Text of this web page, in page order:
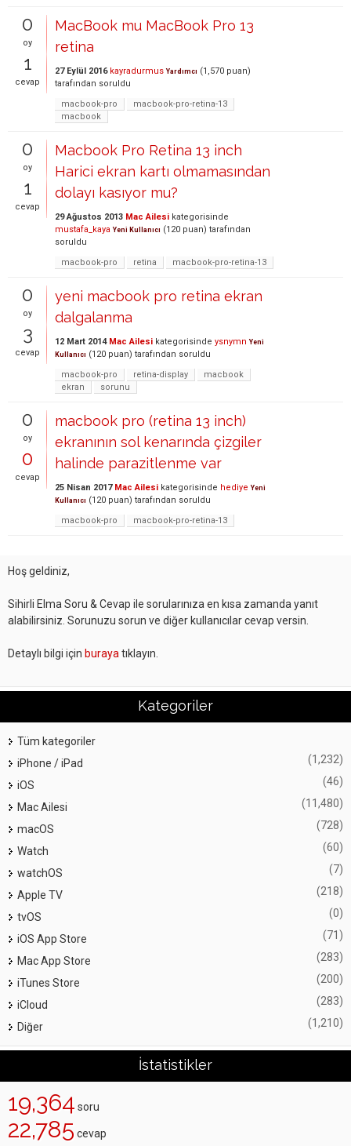
0
oy
1
cevap
MacBook mu MacBook Pro 13
retina
27 Eylül 2016 kayradurmus Yardımcı (1,570 puan)
tarafından soruldu
macbook-pro
macbook-pro-retina-13
macbook
0
oy
1
cevap
Macbook Pro Retina 13 inch
Harici ekran kartı olmamasından
dolayı kasıyor mu?
29 Ağustos 2013 Mac Ailesi kategorisinde
mustafa_kaya Yeni Kullanıcı (120 puan) tarafından
soruldu
macbook-pro
retina macbook-pro-retina-13
0
oy
3
cevap
yeni macbook pro retina ekran
dalgalanma
12 Mart 2014 Mac Ailesi kategorisinde ysnymn Yeni
Kullanıcı (120 puan) tarafından soruldu
macbook-pro
retina-display
macbook
ekran
sorunu
0
oy
0
cevap
macbook pro (retina 13 inch)
ekranının sol kenarında çizgiler
halinde parazitlenme var
25 Nisan 2017 Mac Ailesi kategorisinde hediye Yeni
Kullanıcı (120 puan) tarafından soruldu
macbook-pro
macbook-pro-retina-13
Hoş geldiniz,
Sihirli Elma Soru & Cevap ile sorularınıza en kısa zamanda yanıt
alabilirsiniz. Sorunuzu sorun ve diğer kullanıcılar cevap versin.
Detaylı bilgi için buraya tıklayın.
Kategoriler
Tüm kategoriler
iPhone / iPad
(1,232)
iOS (46)
Mac Ailesi (11,480)
macOS (728)
Watch (60)
watchOS (7)
Apple TV (218)
tvOS (0)
iOS App Store (71)
Mac App Store (283)
iTunes Store (200)
iCloud (283)
Diğer (1,210)
İstatistikler
19,364 soru
22,785 cevap